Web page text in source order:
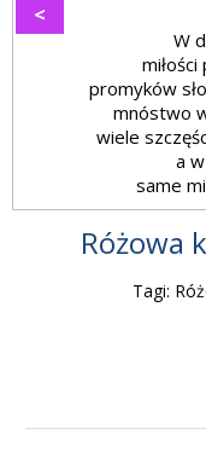
<
W
promyków
mnóstwo
wiele
a
same
Różowa
Tagi: